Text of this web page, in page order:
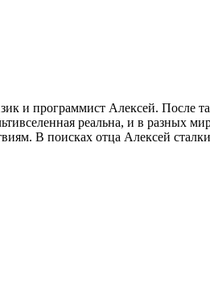
программист Алексей. После
реальна, и в разных
В поисках отца Алексей